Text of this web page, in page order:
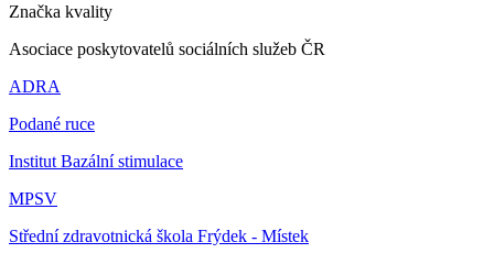
Značka kvality
Asociace poskytovatelů sociálních služeb ČR
ADRA
Podané ruce
Institut Bazální stimulace
MPSV
Střední zdravotnická škola Frýdek - Místek